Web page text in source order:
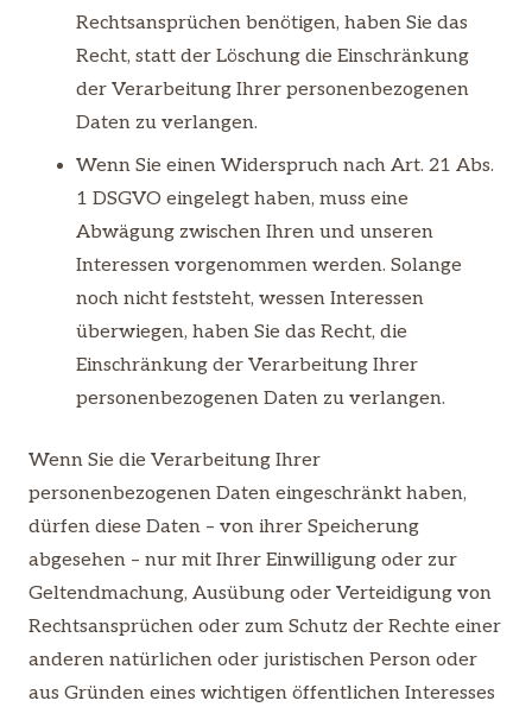
Rechtsansprüchen benötigen, haben Sie das
Recht, statt der Löschung die Einschränkung
der Verarbeitung Ihrer personenbezogenen
Daten zu verlangen.
Wenn Sie einen Widerspruch nach Art. 21 Abs.
1 DSGVO eingelegt haben, muss eine
Abwägung zwischen Ihren und unseren
Interessen vorgenommen werden. Solange
noch nicht feststeht, wessen Interessen
überwiegen, haben Sie das Recht, die
Einschränkung der Verarbeitung Ihrer
personenbezogenen Daten zu verlangen.
Wenn Sie die Verarbeitung Ihrer
personenbezogenen Daten eingeschränkt haben,
dürfen diese Daten – von ihrer Speicherung
abgesehen – nur mit Ihrer Einwilligung oder zur
Geltendmachung, Ausübung oder Verteidigung von
Rechtsansprüchen oder zum Schutz der Rechte einer
anderen natürlichen oder juristischen Person oder
aus Gründen eines wichtigen öffentlichen Interesses